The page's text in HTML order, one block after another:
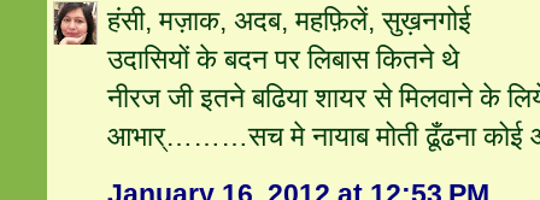
हंसी, मज़ाक, अदब, महफ़िलें, सुख़नगोई
उदासियों के बदन पर लिबास कितने थे
नीरज जी इतने बढिया शायर से मिलवाने के लिये
आभार्………सच मे नायाब मोती ढूँढना